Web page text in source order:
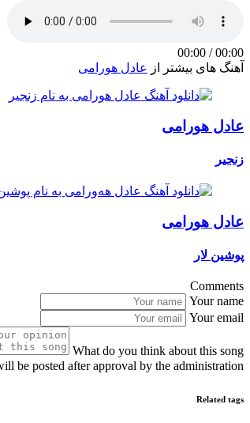
00:00
/
00:00
آهنگ های بیشتر از عادل هورامی
عادل هورامی
زنجیر
عادل هورامی
پوشین لار
Comments
Your name
Your email
What do you think about this song
be posted after approval by the administration
Related tags